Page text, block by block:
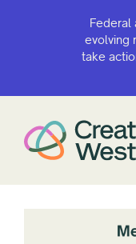
Federal
evolving
take